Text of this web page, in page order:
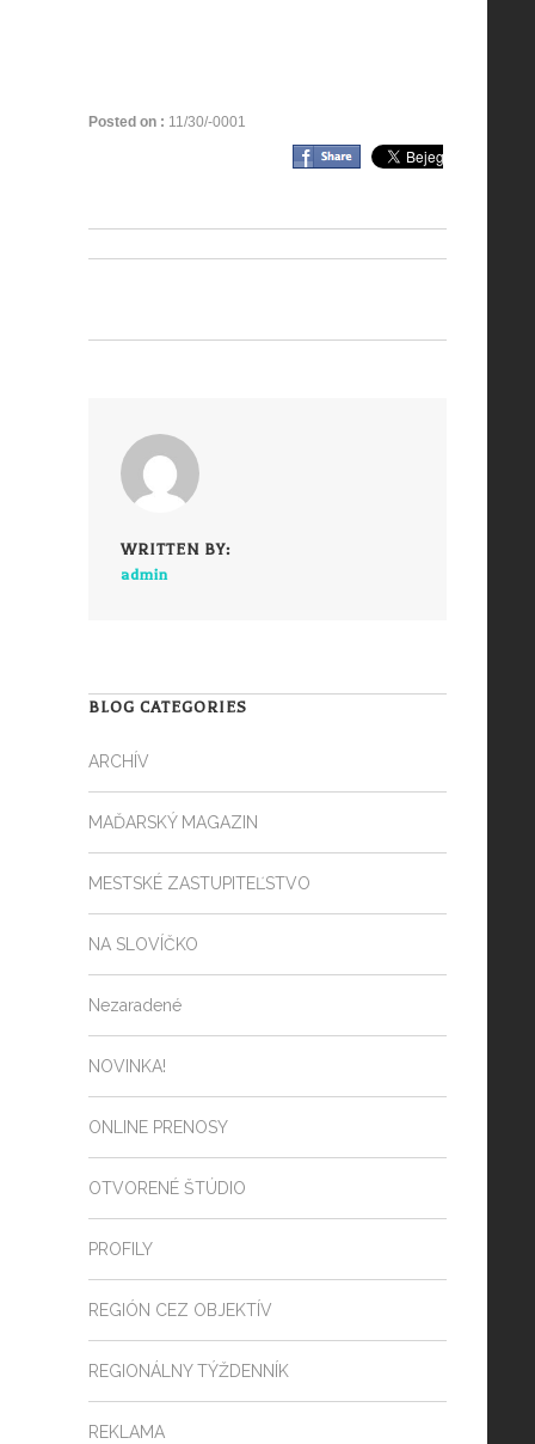
Posted on : 11/30/-0001
WRITTEN BY:
admin
BLOG CATEGORIES
ARCHÍV
MAĎARSKÝ MAGAZIN
MESTSKÉ ZASTUPITEĽSTVO
NA SLOVÍČKO
Nezaradené
NOVINKA!
ONLINE PRENOSY
OTVORENÉ ŠTÚDIO
PROFILY
REGIÓN CEZ OBJEKTÍV
REGIONÁLNY TÝŽDENNÍK
REKLAMA